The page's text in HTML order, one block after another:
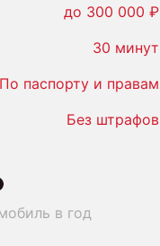
до 300 000 ₽
30 минут
По паспорту и правам
Без штрафов
в год